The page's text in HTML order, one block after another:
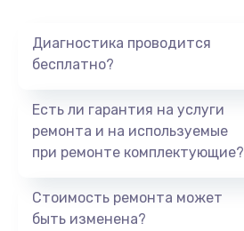
Диагностика проводится
бесплатно?
Есть ли гарантия на услуги
ремонта и на используемые
при ремонте комплектующие?
Стоимость ремонта может
быть изменена?